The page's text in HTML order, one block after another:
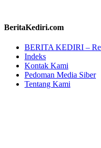
BeritaKediri.com
BERITA KEDIRI –
Indeks
Kontak Kami
Pedoman Media Siber
Tentang Kami